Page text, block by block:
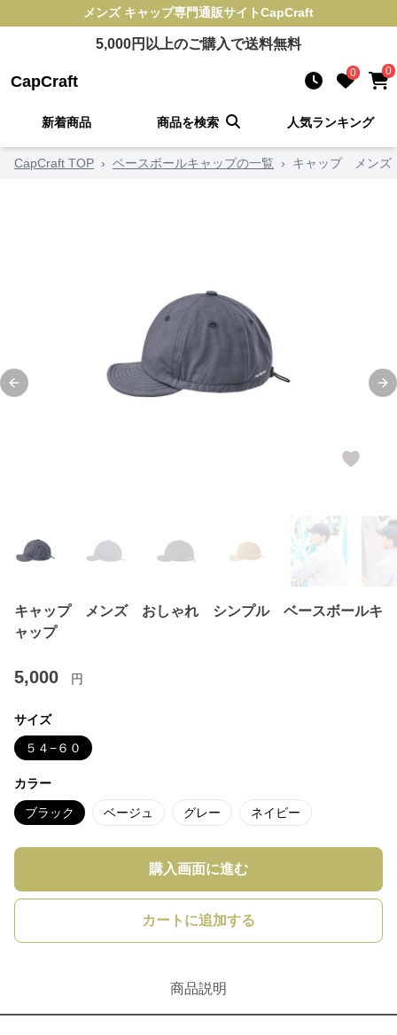
メンズ キャップ専門通販サイトCapCraft
5,000円以上のご購入で送料無料
CapCraft 0 0
新着商品 商品を検索 人気ランキング
CapCraft TOP › ベースボールキャップの一覧 › キャップ メン
Previous slide
キャップ メンズ おしゃれ シンプル ベースボールキ
ャップ
5,000 円
サイズ
５４−６０
カラー
ブラック ベージュ グレー ネイビー
購入画面に進む
カートに追加する
商品説明